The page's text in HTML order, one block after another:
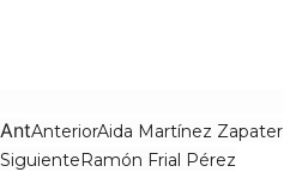
AntAnteriorAida Martínez Zapater
SiguienteRamón Frial Pérez